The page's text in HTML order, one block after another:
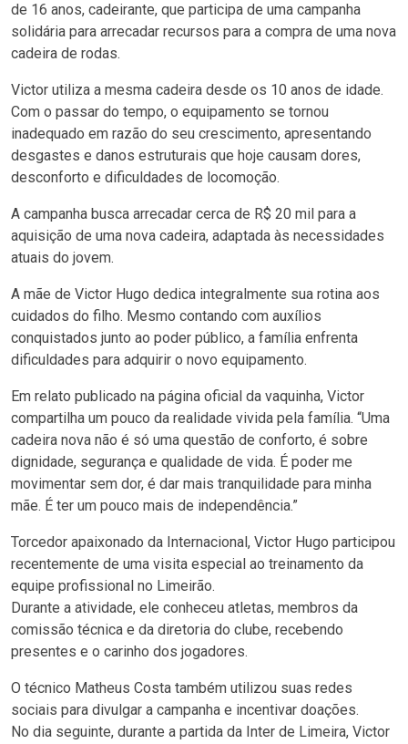
de 16 anos, cadeirante, que participa de uma campanha
solidária para arrecadar recursos para a compra de uma nova
cadeira de rodas.
Victor utiliza a mesma cadeira desde os 10 anos de idade.
Com o passar do tempo, o equipamento se tornou
inadequado em razão do seu crescimento, apresentando
desgastes e danos estruturais que hoje causam dores,
desconforto e dificuldades de locomoção.
A campanha busca arrecadar cerca de R$ 20 mil para a
aquisição de uma nova cadeira, adaptada às necessidades
atuais do jovem.
A mãe de Victor Hugo dedica integralmente sua rotina aos
cuidados do filho. Mesmo contando com auxílios
conquistados junto ao poder público, a família enfrenta
dificuldades para adquirir o novo equipamento.
Em relato publicado na página oficial da vaquinha, Victor
compartilha um pouco da realidade vivida pela família. “Uma
cadeira nova não é só uma questão de conforto, é sobre
dignidade, segurança e qualidade de vida. É poder me
movimentar sem dor, é dar mais tranquilidade para minha
mãe. É ter um pouco mais de independência.”
Torcedor apaixonado da Internacional, Victor Hugo participou
recentemente de uma visita especial ao treinamento da
equipe profissional no Limeirão.
Durante a atividade, ele conheceu atletas, membros da
comissão técnica e da diretoria do clube, recebendo
presentes e o carinho dos jogadores.
O técnico Matheus Costa também utilizou suas redes
sociais para divulgar a campanha e incentivar doações.
No dia seguinte, durante a partida da Inter de Limeira, Victor